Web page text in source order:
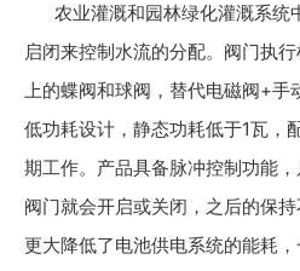
农业灌溉和园林绿化灌溉系统
启闭来控制水流的分配。阀门执
上的蝶阀和球阀，替代电磁阀+手
低功耗设计，静态功耗低于1瓦，
期工作。产品具备脉冲控制功能
阀门就会开启或关闭，之后的保
更大降低了电池供电系统的能耗